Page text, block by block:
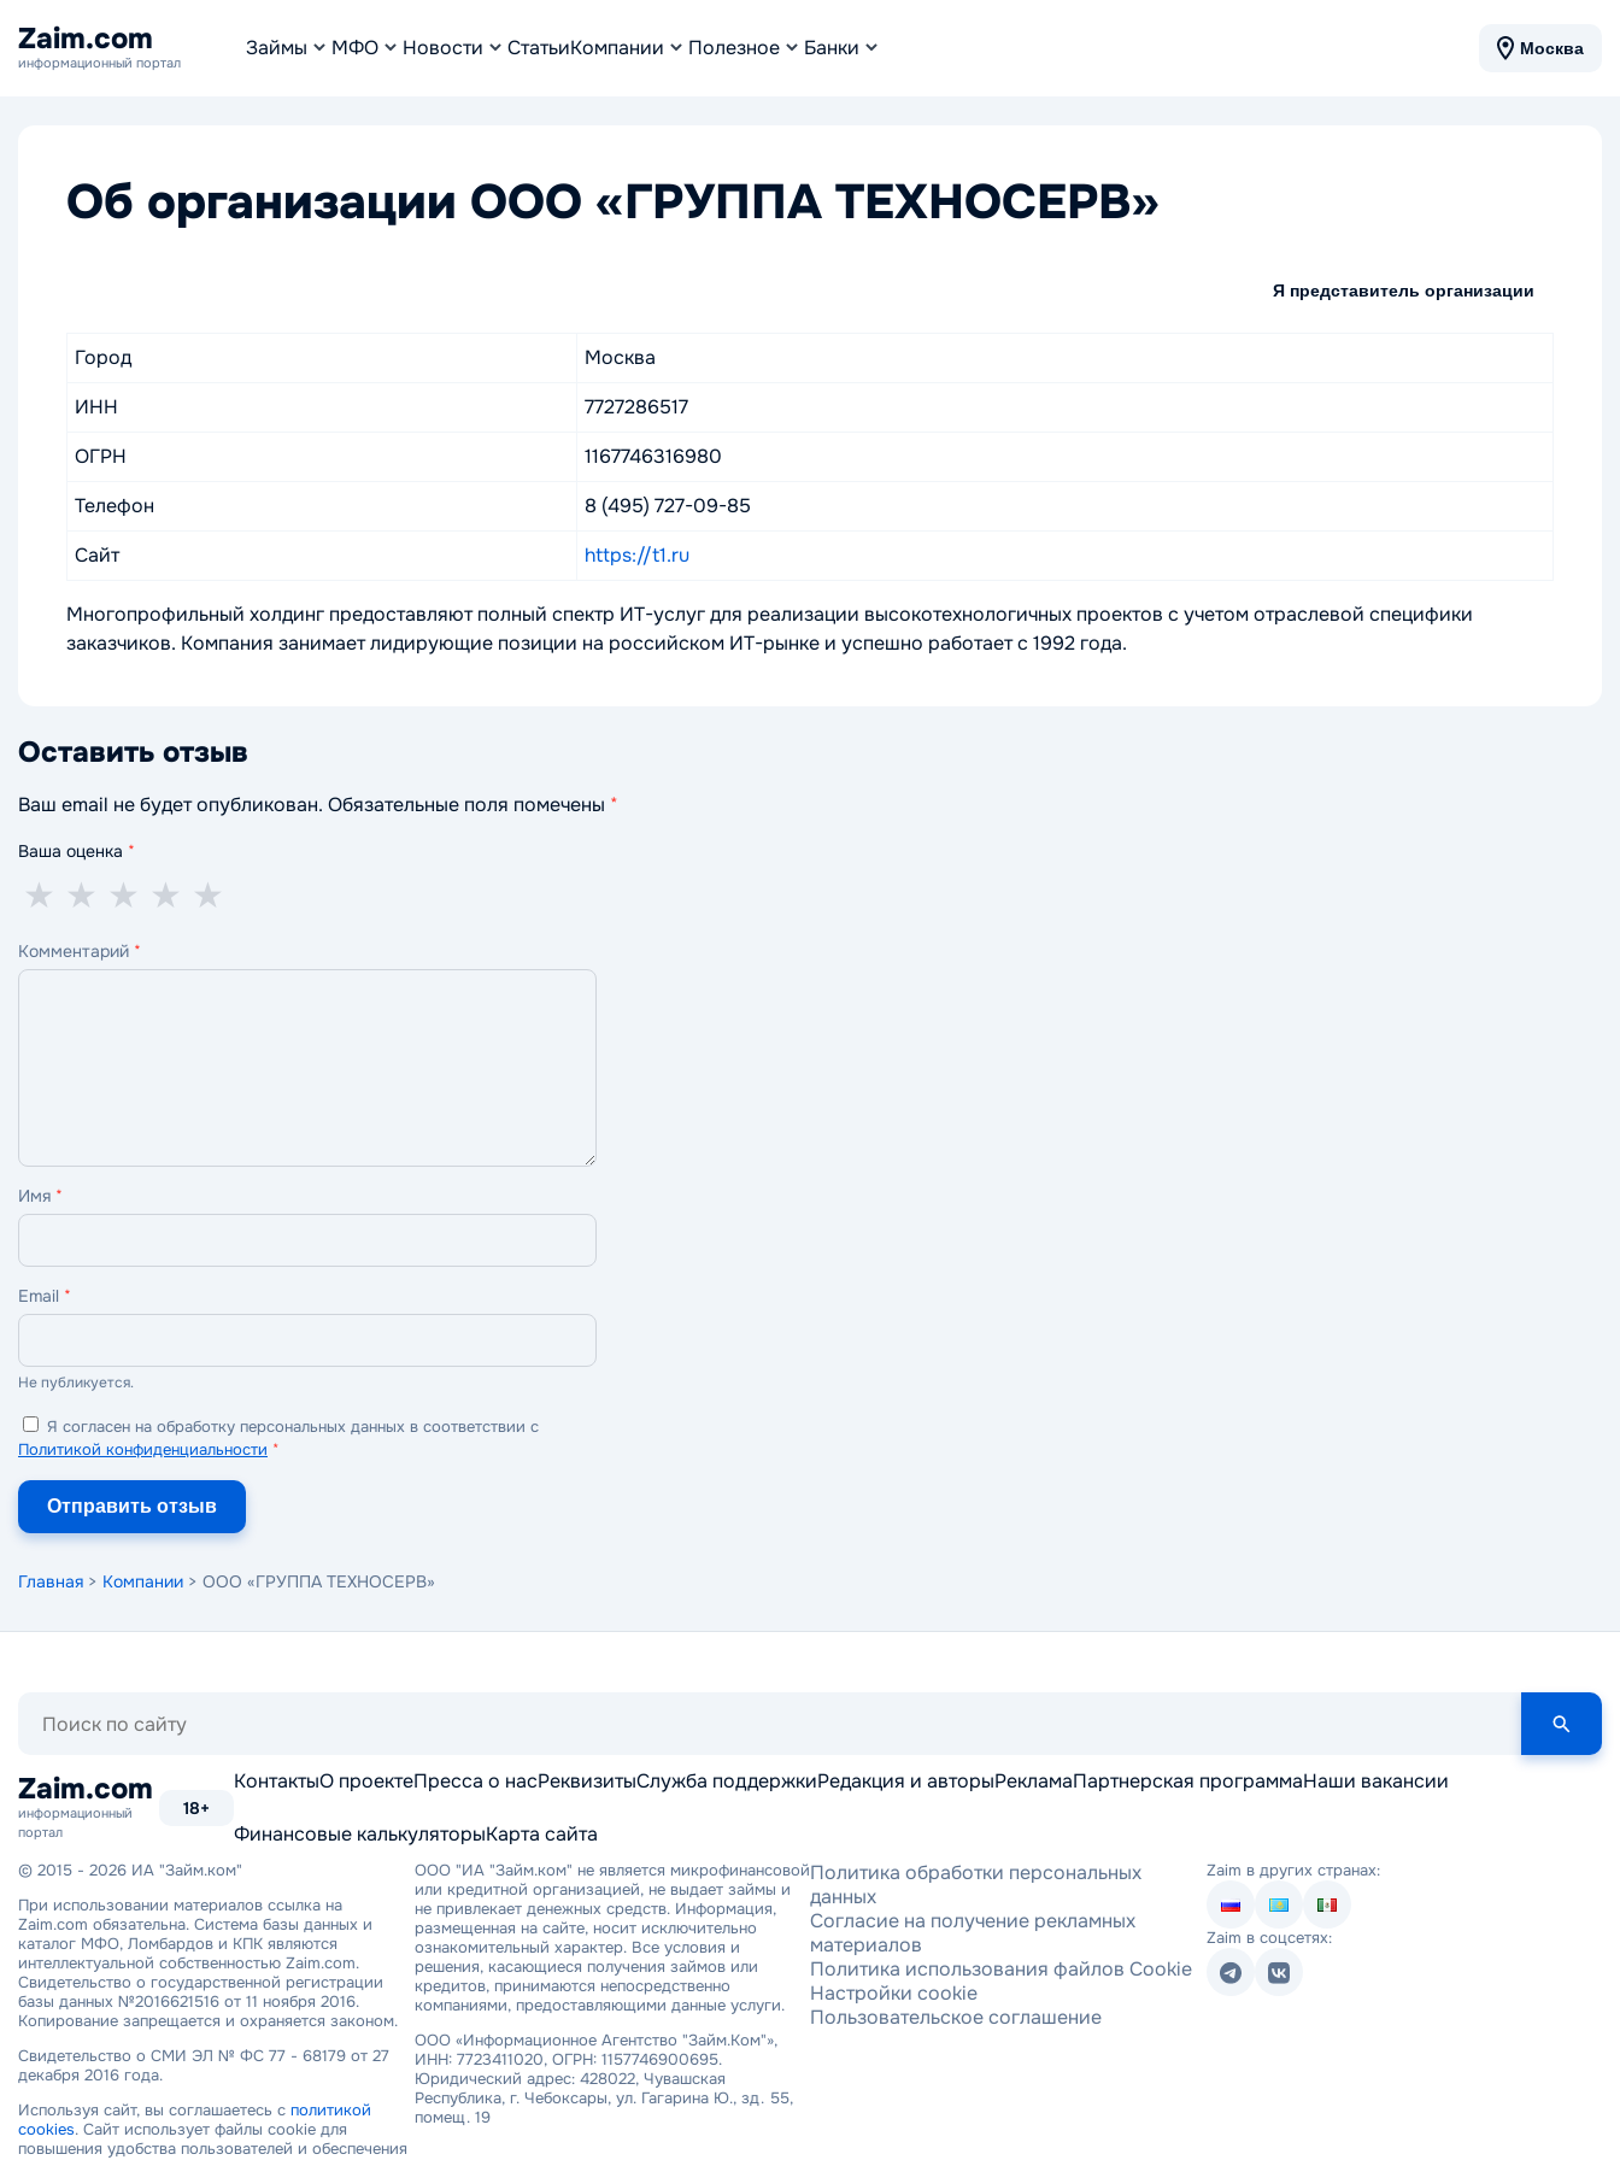
Zaim.com
информационный портал
Займы МФО Новости СтатьиКомпании Полезное Банки Москва
Об организации ООО «ГРУППА ТЕХНОСЕРВ»
Я представитель организации
Город
Москва
ИНН
7727286517
ОГРН
1167746316980
Телефон
8 (495) 727-09-85
Сайт
https://t1.ru
Многопрофильный холдинг предоставляют полный спектр ИТ-услуг для реализации высокотехнологичных проектов с учетом отраслевой специфики
заказчиков. Компания занимает лидирующие позиции на российском ИТ-рынке и успешно работает с 1992 года.
Оставить отзыв
Ваш email не будет опубликован. Обязательные поля помечены *
Ваша оценка *
5
—
★
4
—
★
3
—
★
2
—
★
1
—
★
Комментарий *
Имя *
Email *
Не публикуется.
Я согласен на обработку персональных данных в соответствии с
Политикой конфиденциальности *
Отправить отзыв
Главная > Компании > ООО «ГРУППА ТЕХНОСЕРВ»
Zaim.com
информационный
портал
18+
КонтактыО проектеПресса о насРеквизитыСлужба поддержкиРедакция и авторыРекламаПартнерская программаНаши вакансии
Финансовые калькуляторыКарта сайта
© 2015 - 2026 ИА "Займ.ком"
При использовании материалов ссылка на
Zaim.com обязательна. Система базы данных и
каталог МФО, Ломбардов и КПК являются
интеллектуальной собственностью Zaim.com.
Свидетельство о государственной регистрации
базы данных №2016621516 от 11 ноября 2016.
Копирование запрещается и охраняется законом.
Свидетельство о СМИ ЭЛ № ФС 77 - 68179 от 27
декабря 2016 года.
Используя сайт, вы соглашаетесь с политикой
cookies. Сайт использует файлы cookie для
повышения удобства пользователей и обеспечения
ООО "ИА "Займ.ком" не является микрофинансовой
или кредитной организацией, не выдает займы и
не привлекает денежных средств. Информация,
размещенная на сайте, носит исключительно
ознакомительный характер. Все условия и
решения, касающиеся получения займов или
кредитов, принимаются непосредственно
компаниями, предоставляющими данные услуги.
ООО «Информационное Агентство "Займ.Ком"»,
ИНН: 7723411020, ОГРН: 1157746900695.
Юридический адрес: 428022, Чувашская
Республика, г. Чебоксары, ул. Гагарина Ю., зд. 55,
помещ. 19
Политика обработки персональных
данных
Согласие на получение рекламных
материалов
Политика использования файлов Cookie
Настройки cookie
Пользовательское соглашение
Zaim в других странах:
Zaim в соцсетях: